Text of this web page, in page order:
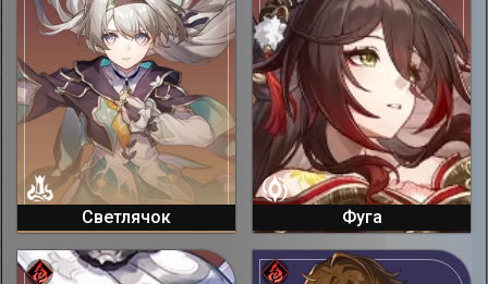
Светлячок Фуга